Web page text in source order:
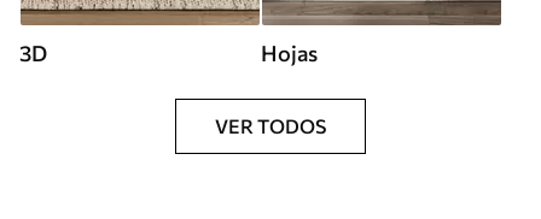
3D Hojas
VER TODOS